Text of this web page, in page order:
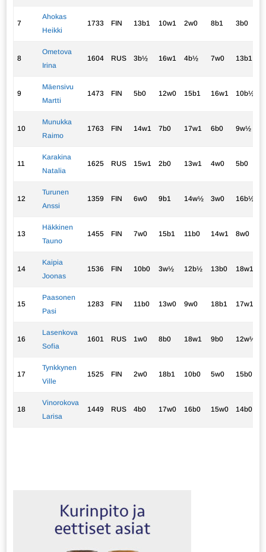
7
Ahokas
Heikki
1733 FIN 13b1 10w1 2w0 8b1 3b0
8
Ometova
Irina
1604 RUS 3b½ 16w1 4b½ 7w0 13b1
9
Mäensivu
Martti
1473 FIN 5b0 12w0 15b1 16w1 10b½
10
Munukka
Raimo
1763 FIN 14w1 7b0 17w1 6b0 9w½
11
Karakina
Natalia
1625 RUS 15w1 2b0 13w1 4w0 5b0
12
Turunen
Anssi
1359 FIN 6w0 9b1 14w½ 3w0 16b½
13
Häkkinen
Tauno
1455 FIN 7w0 15b1 11b0 14w1 8w0
14
Kaipia
Joonas
1536 FIN 10b0 3w½ 12b½ 13b0 18w1
15
Paasonen
Pasi
1283 FIN 11b0 13w0 9w0 18b1 17w1
16
Lasenkova
Sofia
1601 RUS 1w0 8b0 18w1 9b0 12w½
17
Tynkkynen
Ville
1525 FIN 2w0 18b1 10b0 5w0 15b0
18
Vinorokova
Larisa
1449 RUS 4b0 17w0 16b0 15w0 14b0